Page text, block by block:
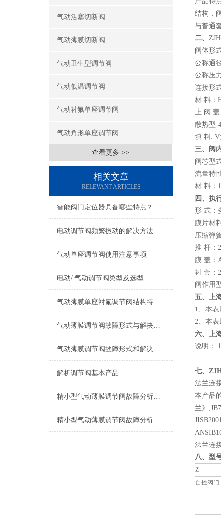
气动活塞切断阀
气动薄膜切断阀
气动卫生型调节阀
气动低温调节阀
气动衬氟单座调节阀
气动角形单座调节阀
查看更多 >>
相关文章
RELEVANT ARTICLES
智能阀门定位器具备哪些特点？
电动调节阀频繁振动的解决方法
气动单座调节阀使用注意事项
电动/ 气动调节阀类型及选型
气动薄膜单座衬氟调节阀结构特点与技术参数！
气动薄膜调节阀故障形式与解决办法
气动薄膜调节阀故障形式和解决办法
解析调节阀基本产品
精小型气动薄膜调节阀故障分析和维修
精小型气动薄膜调节阀故障分析与维修
结构，
与普通
二、
阀体形
公称通
公称压
连接形
材 料：
上 阀
散热型-
填 料: V
三、阀
阀芯型
流量特
材 料：
四、执
形 式：
膜片材
压缩弹
推 杆：
膜 盖：
衬 套：
阀作用
五、 上
1、本
2、本表
六、上
说明：
七、
法兰连
本产品
兰》
法兰连
八、型
Z
自控阀门